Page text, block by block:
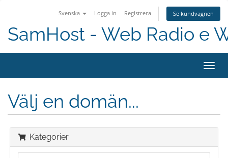
Svenska Logga in Registrera Se kundvagnen
SamHost - Web Radio e
Välj en domän...
Kategorier